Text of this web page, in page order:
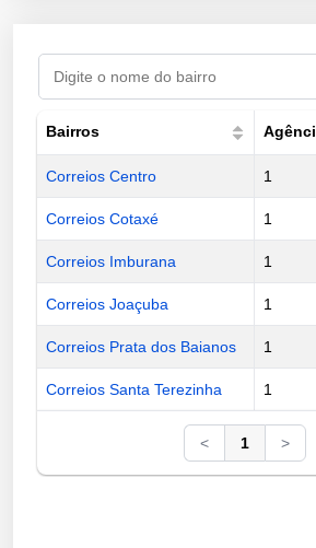
Bairros
Correios Centro 1
Correios Cotaxé 1
Correios Imburana 1
Correios Joaçuba 1
Correios Prata dos Baianos 1
Correios Santa Terezinha 1
< 1 >